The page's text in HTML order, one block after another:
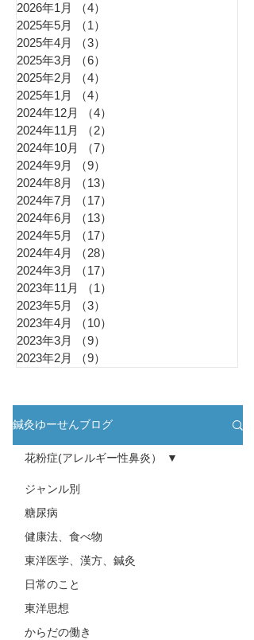
2026年1月
（4）
2025年5月
（1）
2025年4月
（3）
2025年3月
（6）
2025年2月
（4）
2025年1月
（4）
2024年12月
（4）
2024年11月
（2）
2024年10月
（7）
2024年9月
（9）
2024年8月
（13）
2024年7月
（17）
2024年6月
（13）
2024年5月
（17）
2024年4月
（28）
2024年3月
（17）
2023年11月
（1）
2023年5月
（3）
2023年4月
（10）
2023年3月
（9）
2023年2月
（9）
鍼灸ゆーせんブログ
ジャンル別
糖尿病
健康法、食べ物
東洋医学、漢方、鍼灸
日常のこと
東洋思想
からだの働き
花粉症(アレルギー性鼻炎）